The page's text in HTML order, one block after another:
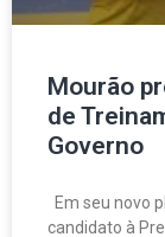
Mourão
de
Governo
Em seu novo
candidato à